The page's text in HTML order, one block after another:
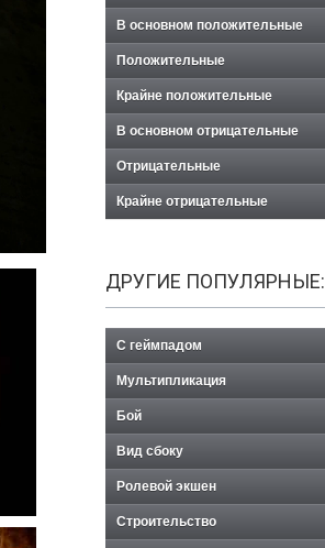
В основном положительные
Положительные
Крайне положительные
В основном отрицательные
Отрицательные
Крайне отрицательные
ДРУГИЕ ПОПУЛЯРНЫЕ:
С геймпадом
Мультипликация
Бой
Вид сбоку
Ролевой экшен
Строительство